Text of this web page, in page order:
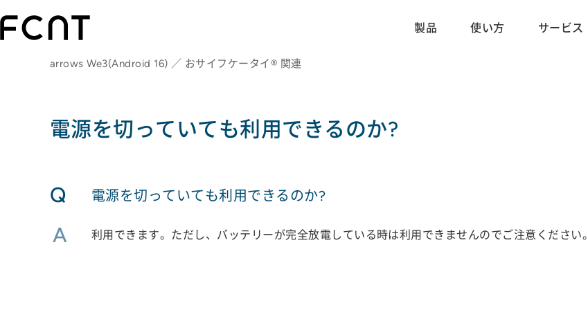
製品 使い方 サービス
arrows We3(Android 16) ／ おサイフケータイ® 関連
電源を切っていても利用できるのか?
Q 電源を切っていても利用できるのか?
A 利用できます。ただし、バッテリーが完全放電している時は利用できませんのでご注意ください。